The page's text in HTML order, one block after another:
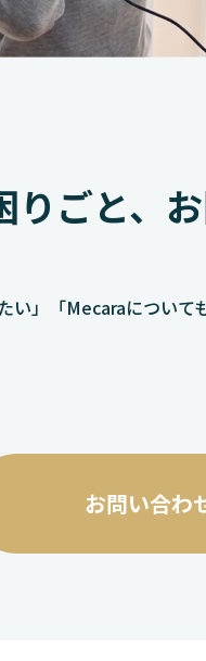
りごと、
い」「Mecaraについ
お問い合わ